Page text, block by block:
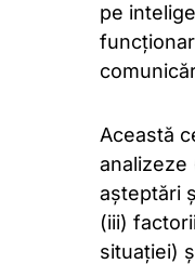
pe
Această
analizeze
așteptări
(iii)
situației)